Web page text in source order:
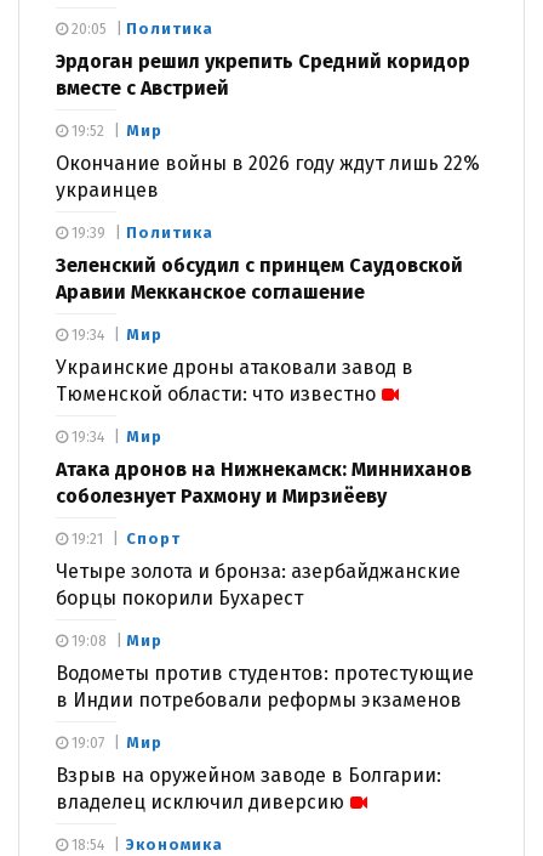
Политика
Эрдоган решил укрепить Средний коридор
вместе с Австрией
20:05
Мир
Окончание войны в 2026 году ждут лишь 22%
украинцев
19:52
Политика
Зеленский обсудил с принцем Саудовской
Аравии Мекканское соглашение
19:39
Мир
Украинские дроны атаковали завод в
Тюменской области: что известно
19:34
Мир
Атака дронов на Нижнекамск: Минниханов
соболезнует Рахмону и Мирзиёеву
19:34
Спорт
Четыре золота и бронза: азербайджанские
борцы покорили Бухарест
19:21
Мир
Водометы против студентов: протестующие
в Индии потребовали реформы экзаменов
19:08
Мир
Взрыв на оружейном заводе в Болгарии:
владелец исключил диверсию
19:07
Экономика
18:54